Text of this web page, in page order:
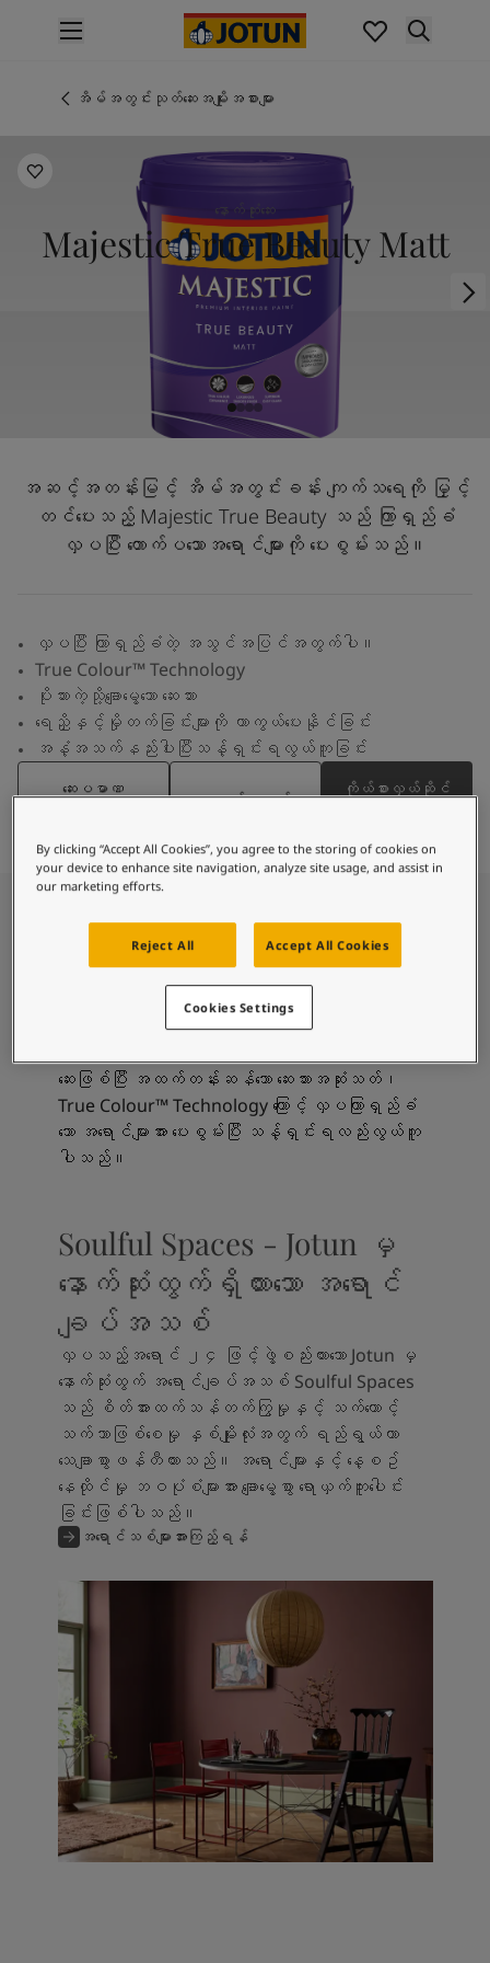
အတွင်းပိုင်းဆေးသုတ်ခြင်း
အပြင်ပိုင်းဆေးသုတ်ခြင်း
အိမ်အပြင်သုတ်ဆေးအမျိုးအစားများ
Interior Paint Colours
အတွင်းခန်းအရောင်အားလုံး
အတုယူစရာအသွင်အပြင်များ
အတွင်းခန်းအတွက် အတုယူစရာအသွင်အပြင်များ
စိတ်ကူးယဉ်မှုဖြင့်နေထိုင်မှု
ဆောင်းပါးများ
သင့်အိမ်အားဆေးဖြင့်အလှဆင်ပါ
Soulful Spaces - Jotun မှ နောက်ဆုံးထွက်ရှိထားသော အရောင်ချပ်အသစ်
အိမ်အတွင်းသုတ်ဆေးအမျိုးအစားများ
နောက်ဆုံးဆေး
Majestic True Beauty Matt
အဆင့်အတန်းမြင့် အိမ်အတွင်းခန်း ကျက်သရေကို မြှင့်
တင်ပေးသည့် Majestic True Beauty သည် ကြာရှည်ခံ
လှပပြီး တောက်ပသောအရောင်များကို ပေးစွမ်းသည်။
လှပပြီး ကြာရှည်ခံတဲ့ အသွင်အပြင်အတွက်ပါ။
True Colour™ Technology
ပိုးသားကဲ့သို့ချောမွေ့သော ဆေးသား
ရေညှိနှင့်မှိုတက်ခြင်းများကို ကာကွယ်ပေးနိုင်ခြင်း
အနံ့အသက်နည်းပါးပြီးသန့်ရှင်းရလွယ်ကူခြင်း
ဆေးပမာဏ
အရောင်ရှာရန်
ကိုယ်စားလှယ်ဆိုင်
ဆိုသည်မှာ အဘယ်နည်း။
Majestic True Beauty Matt
ဆေးဖြစ်ပြီး အထက်တန်းဆန်သော ဆေးသားအဆုံးသတ်၊
True Colour™ Technology ကြောင့် လှပကြာရှည်ခံ
သော အရောင်များအား ပေးစွမ်းပြီး သန့်ရှင်းရလည်းလွယ်ကူ
ပါသည်။
Soulful Spaces - Jotun မှ
နောက်ဆုံးထွက်ရှိထားသော အရောင်
ချပ်အသစ်
လှပသည့်အရောင် ၂၄ ဖြင့်ဖွဲ့စည်းထားသော Jotun မှ
နောက်ဆုံးထွက် အရောင်ချပ်အသစ် Soulful Spaces
သည် စိတ်အားထက်သန်တက်ကြွမှုနှင့် သက်တောင့်
သက်သာဖြစ်စေမှု နှစ်မျိုးလုံးအတွက် ရည်ရွယ်ကာ
သေချာစွာဖန်တီထားသည်။ အရောင်များနှင့် နေ့စဥ်
နေထိုင်မှု ဘဝပုံစံများအား ချောမွေ့စွာ ရောယှက်ကူးပေါင်း
ခြင်းဖြစ်ပါသည်။
အရောင်သစ်များအားကြည့်ရန်
By clicking “Accept All Cookies”, you agree to the storing of cookies on
your device to enhance site navigation, analyze site usage, and assist in
our marketing efforts.
Reject All Accept All Cookies
Cookies Settings